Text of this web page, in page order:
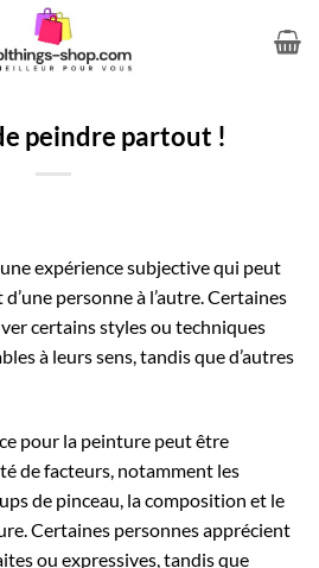
peindre partout !
expérience subjective qui peut
personne à l’autre. Certaines
certains styles ou techniques
à leurs sens, tandis que d’autres
pour la peinture peut être
de facteurs, notamment les
de pinceau, la composition et le
Certaines personnes apprécient
ou expressives, tandis que